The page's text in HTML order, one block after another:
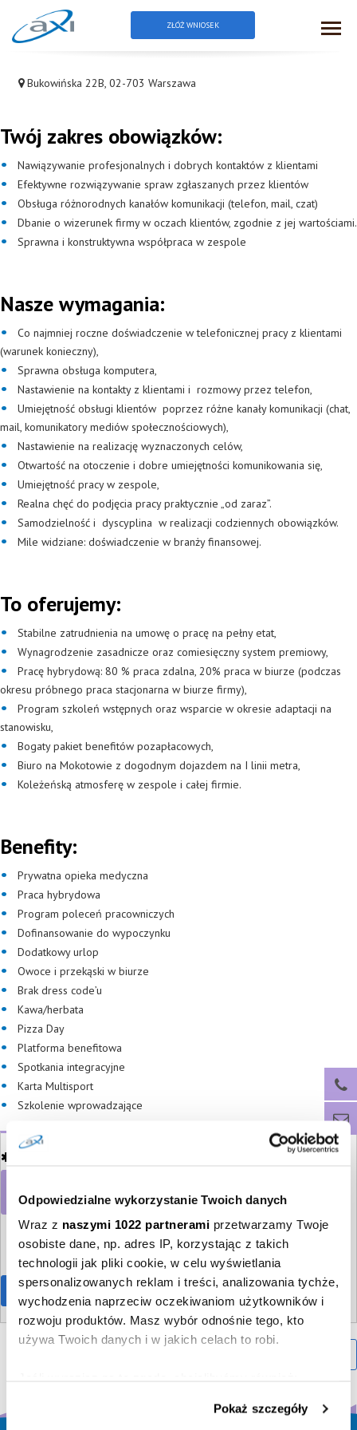
Odpowiedzialne wykorzystanie Twoich danych
Wraz z naszymi 1022 partnerami przetwarzamy Twoje
osobiste dane, np. adres IP, korzystając z takich
technologii jak pliki cookie, w celu wyświetlania
spersonalizowanych reklam i treści, analizowania tychże,
wychodzenia naprzeciw oczekiwaniom użytkowników i
rozwoju produktów. Masz wybór odnośnie tego, kto
używa Twoich danych i w jakich celach to robi.
geograficznej z dokładnością nawet do kilku metrów
Pokaż szczegóły
ZŁÓŻ WNIOSEK
Specjalista ds. telefonicznej obsługi klienta
Bukowińska 22B, 02-703 Warszawa
Twój zakres obowiązków:
Nawiązywanie profesjonalnych i dobrych kontaktów z klientami
Efektywne rozwiązywanie spraw zgłaszanych przez klientów
Obsługa różnorodnych kanałów komunikacji (telefon, mail, czat)
Dbanie o wizerunek firmy w oczach klientów, zgodnie z jej wartościami.
Sprawna i konstruktywna współpraca w zespole
Nasze wymagania:
Co najmniej roczne doświadczenie w telefonicznej pracy z klientami
(warunek konieczny),
Sprawna obsługa komputera,
Nastawienie na kontakty z klientami i rozmowy przez telefon,
Umiejętność obsługi klientów poprzez różne kanały komunikacji (chat,
mail, komunikatory mediów społecznościowych),
Nastawienie na realizację wyznaczonych celów,
Otwartość na otoczenie i dobre umiejętności komunikowania się,
Umiejętność pracy w zespole,
Realna chęć do podjęcia pracy praktycznie „od zaraz”.
Samodzielność i dyscyplina w realizacji codziennych obowiązków.
Mile widziane: doświadczenie w branży finansowej.
To oferujemy:
Stabilne zatrudnienia na umowę o pracę na pełny etat,
Wynagrodzenie zasadnicze oraz comiesięczny system premiowy,
Pracę hybrydową: 80 % praca zdalna, 20% praca w biurze (podczas
okresu próbnego praca stacjonarna w biurze firmy),
Program szkoleń wstępnych oraz wsparcie w okresie adaptacji na
stanowisku,
Bogaty pakiet benefitów pozapłacowych,
Biuro na Mokotowie z dogodnym dojazdem na I linii metra,
Koleżeńską atmosferę w zespole i całej firmie.
Benefity:
Prywatna opieka medyczna
Praca hybrydowa
Program poleceń pracowniczych
Dofinansowanie do wypoczynku
Dodatkowy urlop
Owoce i przekąski w biurze
Brak dress code’u
Kawa/herbata
Pizza Day
Platforma benefitowa
Spotkania integracyjne
Karta Multisport
Szkolenie wprowadzające
SWOJE CV
Accept our privacy policy
Wyślij CV